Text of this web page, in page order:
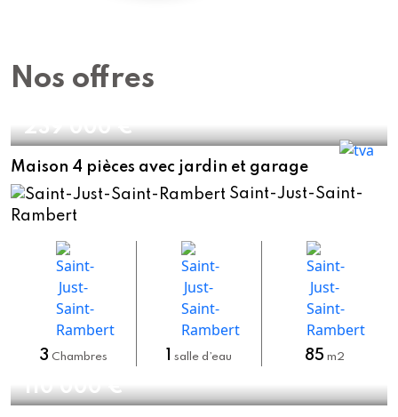
Nos offres
239 000 €
Maison 4 pièces avec jardin et garage
Saint-Just-Saint-
Rambert
3 Chambres salle d’eau 85 m2
110 000 €